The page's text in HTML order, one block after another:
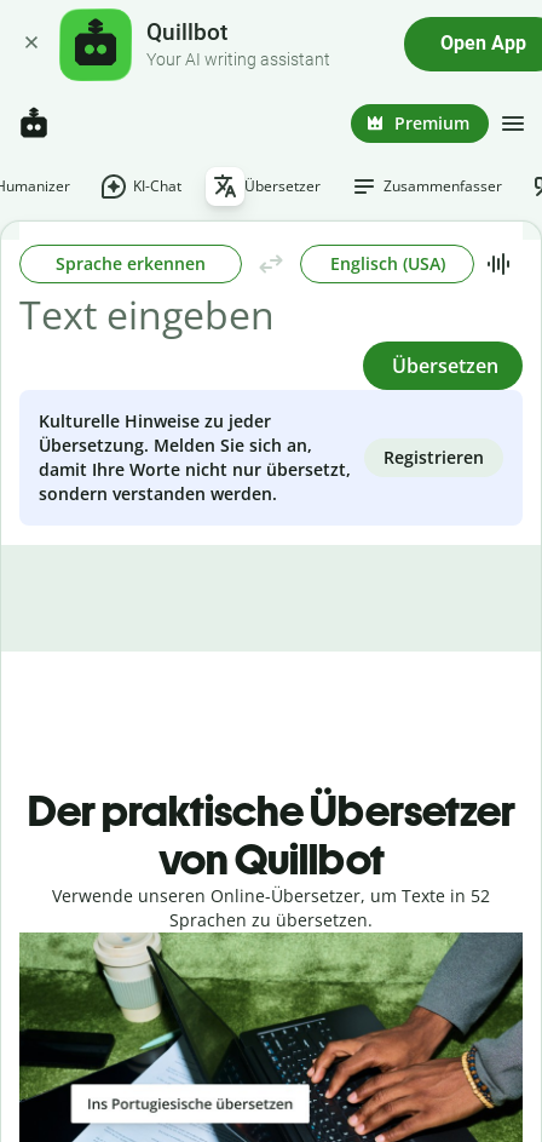
Quillbot
Your AI writing assistant
Open App
Premium
KI-Chat Übersetzer Zusammenfasser
Sprache erkennen Englisch (USA)
Übersetzen
Kulturelle Hinweise zu jeder
Übersetzung. Melden Sie sich an,
damit Ihre Worte nicht nur übersetzt,
sondern verstanden werden.
Registrieren
Der praktische Übersetzer
von Quillbot
Verwende unseren Online-Übersetzer, um Texte in 52
Sprachen zu übersetzen.